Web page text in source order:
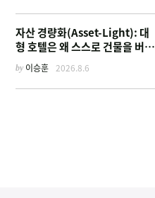
자산 경량화(Asset-Light): 대
형 호텔은 왜 스스로 건물을 버리
고 '이름'만 팔기 시작했을까
by 이승훈 2026.8.6